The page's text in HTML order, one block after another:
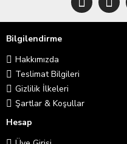
Bilgilendirme
Hakkımızda
Teslimat Bilgileri
Gizlilik İlkeleri
Şartlar & Koşullar
Hesap